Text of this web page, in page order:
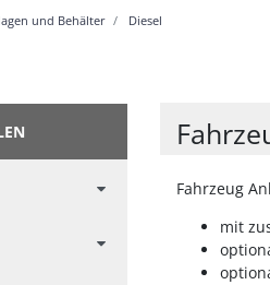
und Behälter Diesel
Fahrzeug
mit